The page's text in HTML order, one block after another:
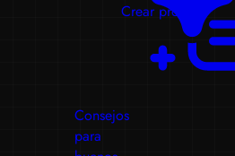
Crear prompts
Consejos
para